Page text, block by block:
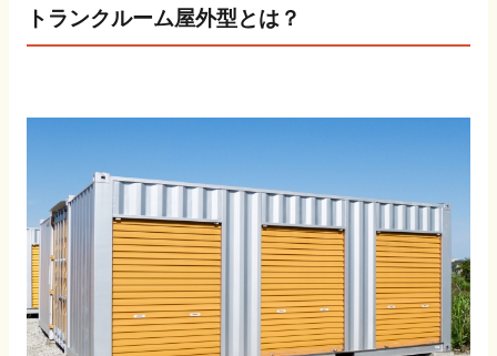
トランクルーム屋外型とは？